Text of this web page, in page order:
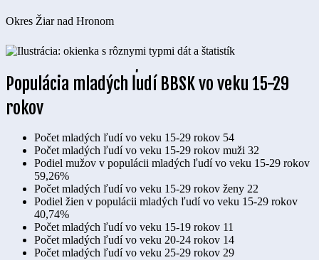
Okres Žiar nad Hronom
Populácia mladých ľudí BBSK vo veku 15-29
rokov
Počet mladých ľudí vo veku 15-29 rokov 54
Počet mladých ľudí vo veku 15-29 rokov muži 32
Podiel mužov v populácii mladých ľudí vo veku 15-29 rokov
59,26%
Počet mladých ľudí vo veku 15-29 rokov ženy 22
Podiel žien v populácii mladých ľudí vo veku 15-29 rokov
40,74%
Počet mladých ľudí vo veku 15-19 rokov 11
Počet mladých ľudí vo veku 20-24 rokov 14
Počet mladých ľudí vo veku 25-29 rokov 29